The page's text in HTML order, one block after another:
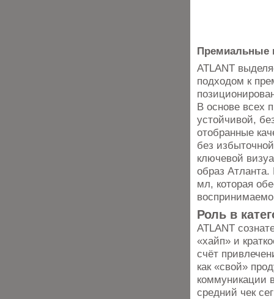
Премиальные
ATLANT
подходом к
В основе всех
устойчивой,
отобранные
без
ключевой
образ
мл, которая
Роль в
ATLANT
«хайп» и
счёт
как «свой»
коммуникации
средний чек